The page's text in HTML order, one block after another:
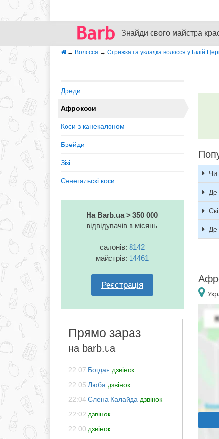
Знайди свого майстра
→ Волосся → Стрижка та укладка волосся у Білій
Дреди
Афрокоси
Коси з канекалоном
Брейди
Зiзi
Сенегальскі коси
На Barb.ua > 350 000
відвідувачів в місяць
салонів: 8142
майстрів: 14461
Реєстрація
Прямо зараз
на barb.ua
22:07 Богдан дзвінок
22:05 Люба дзвінок
22:04 Єлена Калайда дзвінок
22:02 дзвінок
22:00 дзвінок
Чи
Де
Де